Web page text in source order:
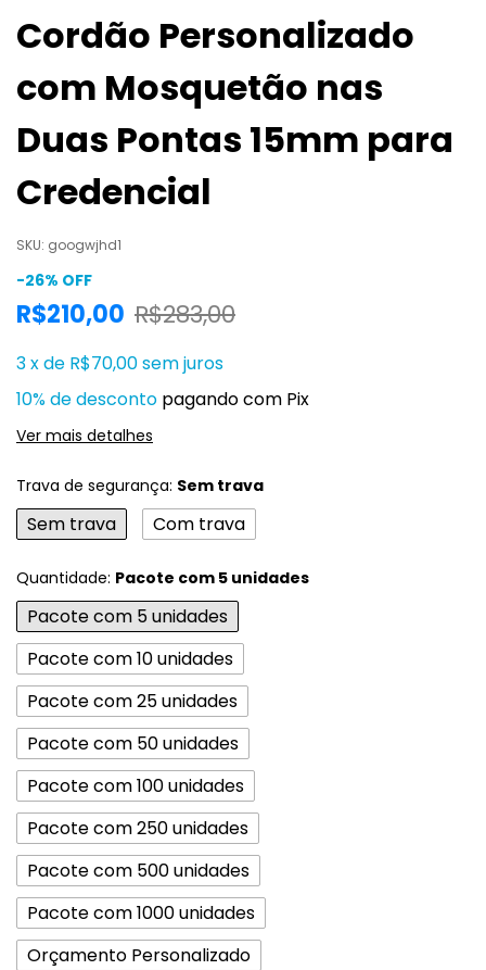
Cordão Personalizado
com Mosquetão nas
Duas Pontas 15mm para
Credencial
SKU: googwjhd1
-26% OFF
R$210,00 R$283,00
3xde R$70,00sem juros
10% de desconto pagando com Pix
Ver mais detalhes
Trava de segurança: Sem trava
Sem trava Com trava
Quantidade: Pacote com 5 unidades
Pacote com 5 unidades
Pacote com 10 unidades
Pacote com 25 unidades
Pacote com 50 unidades
Pacote com 100 unidades
Pacote com 250 unidades
Pacote com 500 unidades
Pacote com 1000 unidades
Orçamento Personalizado